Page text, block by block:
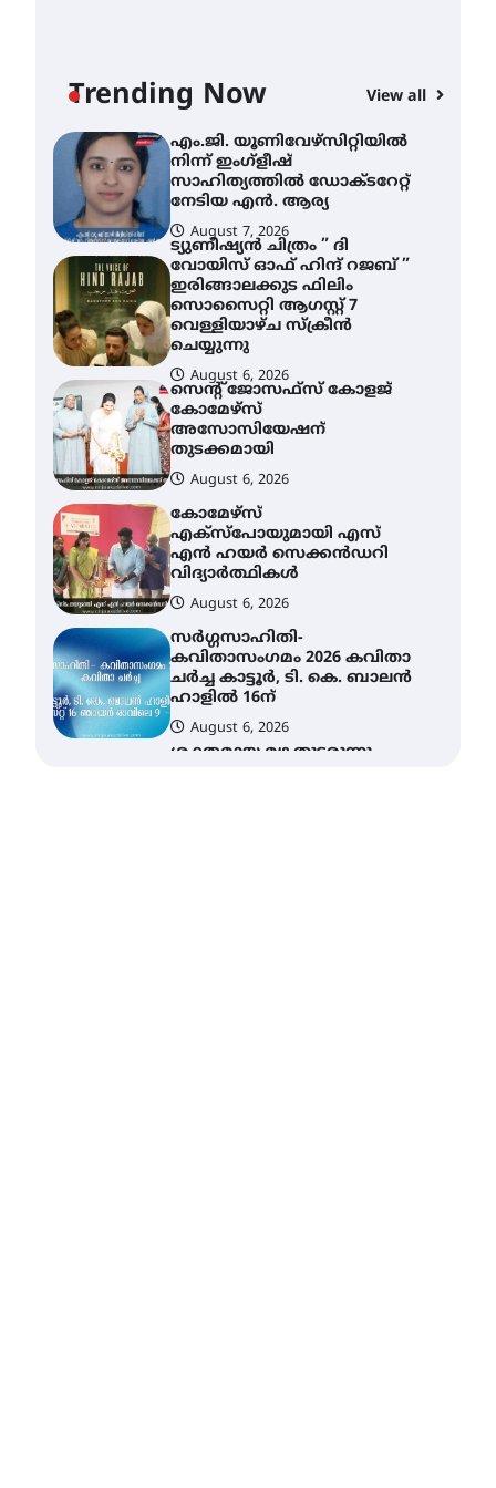
Trending Now View all
നേടിയ എൻ. ആര്യ
August 7, 2026
ട്യുണീഷ്യൻ ചിത്രം ” ദി
വോയിസ് ഓഫ് ഹിന്ദ് റജബ് ”
ഇരിങ്ങാലക്കുട ഫിലിം
സൊസൈറ്റി ആഗസ്റ്റ് 7
വെള്ളിയാഴ്ച സ്‌ക്രീൻ
ചെയ്യുന്നു
August 6, 2026
സെന്റ് ജോസഫ്സ് കോളജ്
കോമേഴ്‌സ്
അസോസിയേഷന്
തുടക്കമായി
August 6, 2026
കോമേഴ്സ്
എക്സ്പോയുമായി എസ്
എൻ ഹയർ സെക്കൻഡറി
വിദ്യാർത്ഥികൾ
August 6, 2026
സർഗ്ഗസാഹിതി-
കവിതാസംഗമം 2026 കവിതാ
ചർച്ച കാട്ടൂർ, ടി. കെ. ബാലൻ
ഹാളിൽ 16ന്
August 6, 2026
ശക്തമായ മഴ തുടരുന്നു –
തൃശൂർ ജില്ലയിൽ എല്ലാ
വിദ്യാഭ്യാസ
സ്ഥാപനങ്ങൾക്കും
ശനിയാഴ്ച അവധി